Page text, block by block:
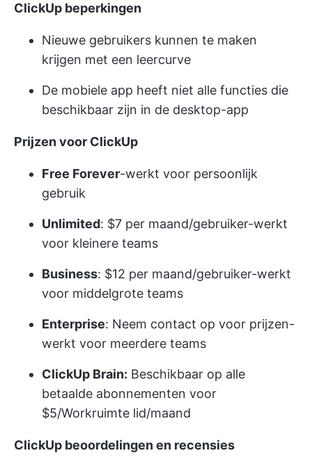
ClickUp beperkingen
Nieuwe gebruikers kunnen te maken
krijgen met een leercurve
De mobiele app heeft niet alle functies die
beschikbaar zijn in de desktop-app
Prijzen voor ClickUp
Free Forever-werkt voor persoonlijk
gebruik
Unlimited: $7 per maand/gebruiker-werkt
voor kleinere teams
Business: $12 per maand/gebruiker-werkt
voor middelgrote teams
Enterprise: Neem contact op voor prijzen-
werkt voor meerdere teams
ClickUp Brain: Beschikbaar op alle
betaalde abonnementen voor
$5/Workruimte lid/maand
ClickUp beoordelingen en recensies